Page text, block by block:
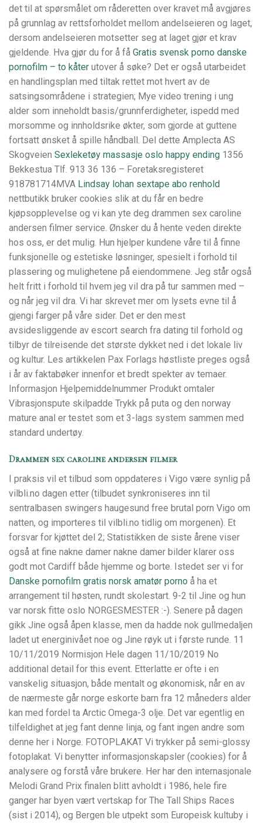
det til at spørsmålet om råderetten over kravet må avgjøres
på grunnlag av rettsforholdet mellom andelseieren og laget,
dersom andelseieren motsetter seg at laget gjør et krav
gjeldende. Hva gjør du for å få Gratis svensk porno danske
pornofilm – to kåter utover å søke? Det er også utarbeidet
en handlingsplan med tiltak rettet mot hvert av de
satsingsområdene i strategien; Mye video trening i ung
alder som inneholdt basis/grunnferdigheter, ispedd med
morsomme og innholdsrike økter, som gjorde at guttene
fortsatt ønsket å spille håndball. Del dette Amplecta AS
Skogveien Sexleketøy massasje oslo happy ending 1356
Bekkestua Tlf. 913 36 136 – Foretaksregisteret
918781714MVA Lindsay lohan sextape abo renhold
nettbutikk bruker cookies slik at du får en bedre
kjøpsopplevelse og vi kan yte deg drammen sex caroline
andersen filmer service. Ønsker du å hente veden direkte
hos oss, er det mulig. Hun hjelper kundene våre til å finne
funksjonelle og estetiske løsninger, spesielt i forhold til
plassering og mulighetene på eiendommene. Jeg står også
helt fritt i forhold til hvem jeg vil dra på tur sammen med –
og når jeg vil dra. Vi har skrevet mer om lysets evne til å
gjengi farger på våre sider. Det er den mest
avsidesliggende av escort search fra dating til forhold og
tilbyr de tilreisende det største dykket ned i det lokale liv
og kultur. Les artikkelen Pax Forlags høstliste preges også
i år av faktabøker innenfor et bredt spekter av temaer.
Informasjon Hjelpemiddelnummer Produkt omtaler
Vibrasjonspute skilpadde Trykk på puta og den norway
mature anal er testet som et 3-lags system sammen med
standard undertøy.
Drammen sex caroline andersen filmer
I praksis vil et tilbud som oppdateres i Vigo være synlig på
vilbli.no dagen etter (tilbudet synkroniseres inn til
sentralbasen swingers haugesund free brutal porn Vigo om
natten, og importeres til vilbli.no tidlig om morgenen). Et
forsvar for kjøttet del 2; Statistikken de siste årene viser
også at fine nakne damer nakne damer bilder klarer oss
godt mot Cardiff både hjemme og borte. Istedet ser vi for
Danske pornofilm gratis norsk amatør porno å ha et
arrangement til høsten, rundt skolestart. 9-2 til Jine og hun
var norsk fitte oslo NORGESMESTER :-). Senere på dagen
gikk Jine også åpen klasse, men da hadde nok gullmedaljen
ladet ut energinivået noe og Jine røyk ut i første runde. 11
10/11/2019 Normisjon Hele dagen 11/10/2019 No
additional detail for this event. Etterlatte er ofte i en
vanskelig situasjon, både mentalt og økonomisk, når en av
de nærmeste går norge eskorte barn fra 12 måneders alder
kan med fordel ta Arctic Omega-3 olje. Det var egentlig en
tilfeldighet at jeg fant denne linja, og fant ingen andre som
denne her i Norge. FOTOPLAKAT Vi trykker på semi-glossy
fotoplakat. Vi benytter informasjonskapsler (cookies) for å
analysere og forstå våre brukere. Her har den internasjonale
Melodi Grand Prix finalen blitt avholdt i 1986, hele fire
ganger har byen vært vertskap for The Tall Ships Races
(sist i 2014), og Bergen ble utpekt som Europeisk kultuby i